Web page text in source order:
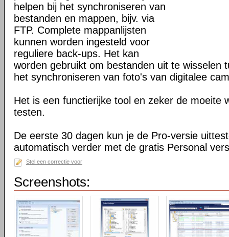
helpen bij het synchroniseren van
bestanden en mappen, bijv. via
FTP. Complete mappanlijsten
kunnen worden ingesteld voor
reguliere back-ups. Het kan
worden gebruikt om bestanden uit te wisselen
het synchroniseren van foto's van digitalee
Het is een functierijke tool en zeker de moeite
testen.
De eerste 30 dagen kun je de Pro-versie
automatisch verder met de gratis Personal
Stel een correctie voor
Screenshots: